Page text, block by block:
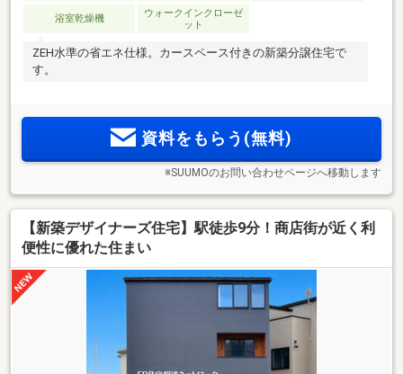
浴室乾燥機
ウォークインクローゼ
ット
ZEH水準の省エネ仕様。カースペース付きの新築分譲住宅で
す。
資料をもらう(無料)
※SUUMOのお問い合わせページへ移動します
【新築デザイナーズ住宅】駅徒歩9分！商店街が近く利
便性に優れた住まい